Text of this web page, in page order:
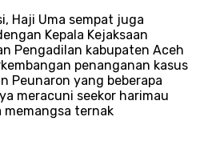
Haji Uma sempat juga
Kepala Kejaksaan
Pengadilan kabupaten Aceh
penanganan kasus
Peunaron yang beberapa
meracuni seekor harimau
memangsa ternak